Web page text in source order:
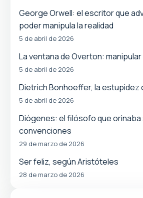
George Orwell: el escritor que
poder manipula la realidad
5 de abril de 2026
La ventana de Overton: manipular
5 de abril de 2026
Dietrich Bonhoeffer, la estupidez
5 de abril de 2026
Diógenes: el filósofo que orinaba
convenciones
29 de marzo de 2026
Ser feliz, según Aristóteles
28 de marzo de 2026